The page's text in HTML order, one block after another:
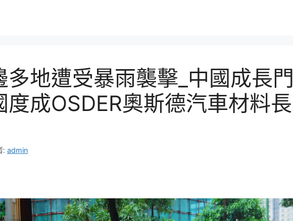
多地遭受暴雨襲擊_中國成長門
度成OSDER奧斯德汽車材料長
: admin